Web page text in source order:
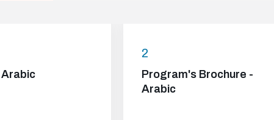
2
Program's Brochure -
Arabic